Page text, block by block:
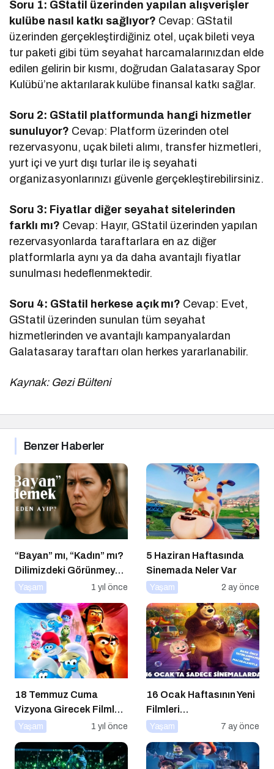
Soru 1: GStatil üzerinden yapılan alışverişler
kulübe nasıl katkı sağlıyor? Cevap: GStatil
üzerinden gerçekleştirdiğiniz otel, uçak bileti veya
tur paketi gibi tüm seyahat harcamalarınızdan elde
edilen gelirin bir kısmı, doğrudan Galatasaray Spor
Kulübü’ne aktarılarak kulübe finansal katkı sağlar.
Soru 2: GStatil platformunda hangi hizmetler
sunuluyor? Cevap: Platform üzerinden otel
rezervasyonu, uçak bileti alımı, transfer hizmetleri,
yurt içi ve yurt dışı turlar ile iş seyahati
organizasyonlarınızı güvenle gerçekleştirebilirsiniz.
Soru 3: Fiyatlar diğer seyahat sitelerinden
farklı mı? Cevap: Hayır, GStatil üzerinden yapılan
rezervasyonlarda taraftarlara en az diğer
platformlarla aynı ya da daha avantajlı fiyatlar
sunulması hedeflenmektedir.
Soru 4: GStatil herkese açık mı? Cevap: Evet,
GStatil üzerinden sunulan tüm seyahat
hizmetlerinden ve avantajlı kampanyalardan
Galatasaray taraftarı olan herkes yararlanabilir.
Kaynak: Gezi Bülteni
Benzer Haberler
“Bayan” mı, “Kadın” mı?
Dilimizdeki Görünmeyen
Cinsiyet Ayrımı
Yaşam 1 yıl önce
5 Haziran Haftasında
Sinemada Neler Var
Yaşam 2 ay önce
18 Temmuz Cuma
Vizyona Girecek Filmler
Belli Oldu
Yaşam 1 yıl önce
16 Ocak Haftasının Yeni
Filmleri
Sinemaseverlerle
Yaşam 7 ay önce